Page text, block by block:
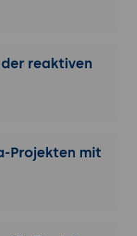
reaktiven
Projekten mit